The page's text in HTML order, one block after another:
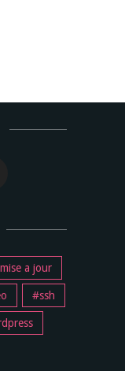
mise a jour
ssh